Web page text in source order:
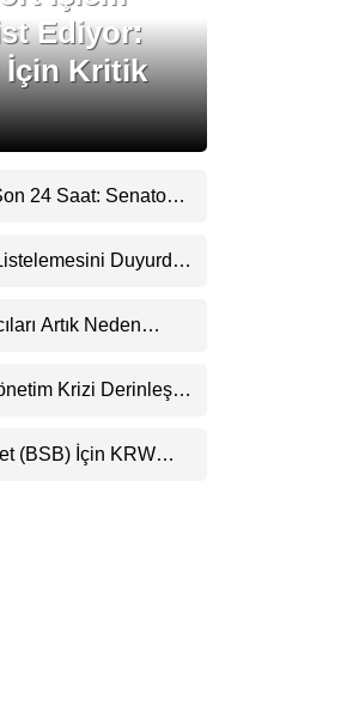
Ediyor:
İçin Kritik
24 Saat: Senato
Duyurdu:
Artık Neden
Krizi Derinleşti:
Taşındı
(BSB) İçin KRW